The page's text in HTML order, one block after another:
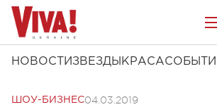
НОВОСТИ ЗВЕЗДЫ КРАСА
ШОУ-БИЗНЕС04.03.2019